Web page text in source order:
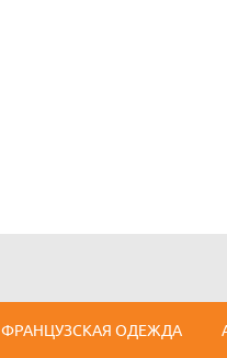
ФРАНЦУЗСКАЯ ОДЕЖДА